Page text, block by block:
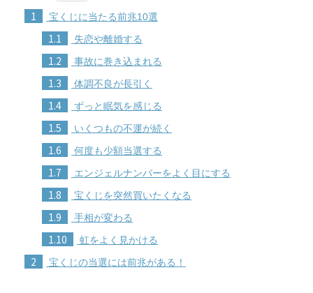
1 宝くじに当たる前兆10選
1.1 失恋や離婚する
1.2 事故に巻き込まれる
1.3 体調不良が長引く
1.4 ずっと眠気を感じる
1.5 いくつもの不運が続く
1.6 何度も少額当選する
1.7 エンジェルナンバーをよく目にする
1.8 宝くじを突然買いたくなる
1.9 手相が変わる
1.10 虹をよく見かける
2 宝くじの当選には前兆がある！